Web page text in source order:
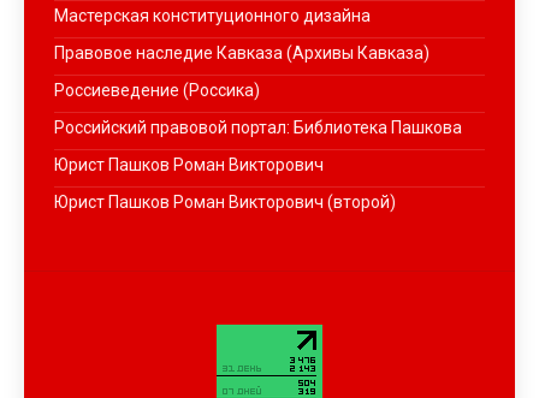
Мастерская конституционного дизайна
Правовое наследие Кавказа (Архивы Кавказа)
Россиеведение (Россика)
Российский правовой портал: Библиотека Пашкова
Юрист Пашков Роман Викторович
Юрист Пашков Роман Викторович (второй)